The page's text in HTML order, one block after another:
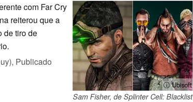
ⓘ Ubisoft
Sam Fisher, de Splinter Cell: Blacklist
com Far Cry
reiterou que a
de tiro de
Publicado